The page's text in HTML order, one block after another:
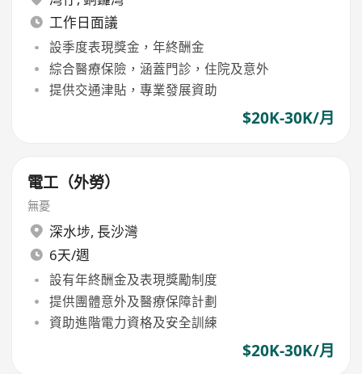
工作日面議
設季度表現獎金，年終酬金
綜合醫療保險，涵蓋門診，住院及意外
提供交通津貼，專業發展資助
$20K-30K/月
電工（外勞）
無憂
深水埗, 長沙灣
6天/週
設有年終酬金及表現獎勵制度
提供團體意外及醫療保障計劃
資助進階電力資格及安全訓練
$20K-30K/月